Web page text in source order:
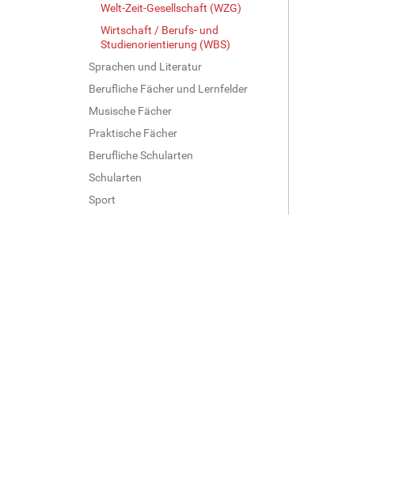
Welt-Zeit-Gesellschaft (WZG)
Wirtschaft / Berufs- und
Studienorientierung (WBS)
Sprachen und Literatur
Berufliche Fächer und Lernfelder
Musische Fächer
Praktische Fächer
Berufliche Schularten
Schularten
Sport